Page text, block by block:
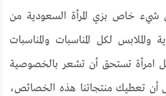
شيء خاص بزي المرأة السعودية من
والملابس لكل المناسبات والمناسبات
امرأة تستحق أن تشعر بالخصوصية
أن تعطيك منتجاتنا هذه الخصائص،